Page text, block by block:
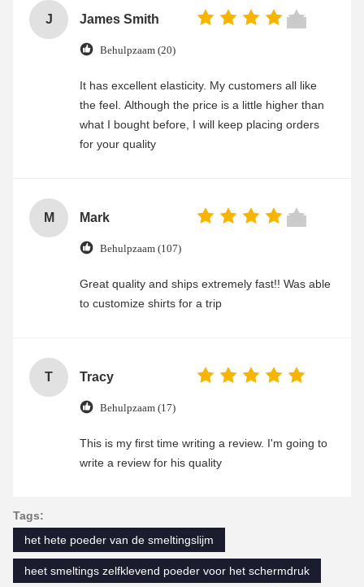
J James Smith
Behulpzaam (20)
It has excellent elasticity. My customers all like
the feel. Although the price is a little higher than
what I bought before, I will keep placing orders
for your quality
M Mark
Behulpzaam (107)
Great quality and ships extremely fast!! Was able
to customize shirts for a trip
T Tracy
Behulpzaam (17)
This is my first time writing a review. I'm going to
write a review for his quality
Tags:
het hete poeder van de smeltingslijm
heet smeltings zelfklevend poeder voor het schermdruk